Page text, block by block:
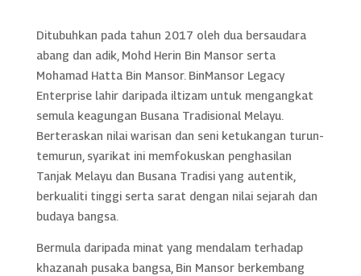
Ditubuhkan pada tahun 2017 oleh dua bersaudara
abang dan adik, Mohd Herin Bin Mansor serta
Mohamad Hatta Bin Mansor. BinMansor Legacy
Enterprise lahir daripada iltizam untuk mengangkat
semula keagungan Busana Tradisional Melayu.
Berteraskan nilai warisan dan seni ketukangan turun-
temurun, syarikat ini memfokuskan penghasilan
Tanjak Melayu dan Busana Tradisi yang autentik,
berkualiti tinggi serta sarat dengan nilai sejarah dan
budaya bangsa.
Bermula daripada minat yang mendalam terhadap
khazanah pusaka bangsa, Bin Mansor berkembang